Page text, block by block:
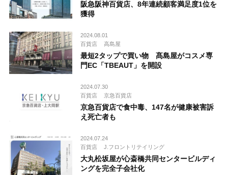
阪急阪神百貨店、8年連続顧客満足度1位を
獲得
2024.08.01
百貨店
高島屋
最短2タップで買い物 髙島屋がコスメ専
門EC「TBEAUT」を開設
2024.07.30
百貨店
京急百貨店
京急百貨店で食中毒、147名が健康被害訴
え死亡者も
2024.07.24
百貨店
J.フロントリテイリング
大丸松坂屋が心斎橋共同センタービルディ
ングを完全子会社化